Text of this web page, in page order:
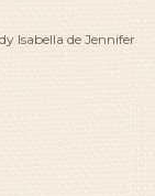
Isabella de Jennifer